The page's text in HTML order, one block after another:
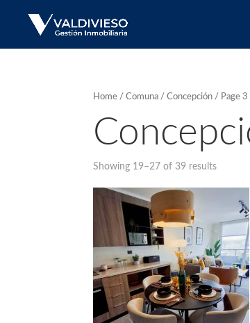
Home /Comuna /Concepción / Page 3
Showing 19–27 of 39 results